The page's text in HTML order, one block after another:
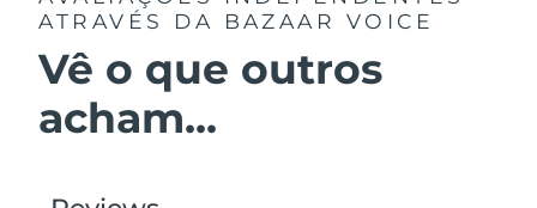
ATRAVÉS DA BAZAAR VOICE
Vê o que outros
acham...